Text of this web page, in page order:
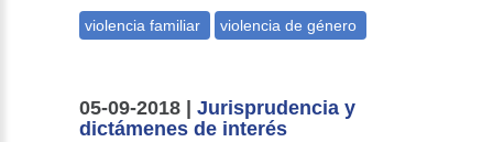
05-09-2018 |Jurisprudencia y
dictámenes de interés